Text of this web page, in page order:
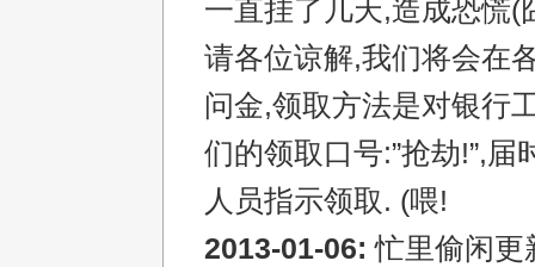
一直挂了几天,造成恐慌(
请各位谅解,我们将会在
问金,领取方法是对银行
们的领取口号:”抢劫!”,届
人员指示领取. (喂!
2013-01-06: 忙里偷闲更